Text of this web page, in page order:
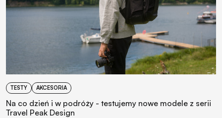
TESTY AKCESORIA
Na co dzień i w podróży - testujemy nowe modele z serii
Travel Peak Design